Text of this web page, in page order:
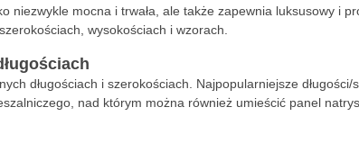
niezwykle mocna i trwała, ale także zapewnia luksusowy i
wysokościach i wzorach.
długościach i szerokościach. Najpopularniejsze długości/
nad którym można również umieścić panel